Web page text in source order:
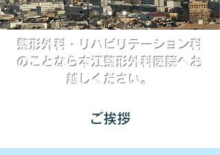
整形外科・リハビリテーション科
のことなら本江整形外科医院へお
越しください。
​ご挨拶